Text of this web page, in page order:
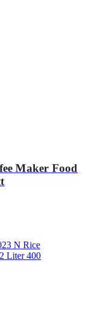
Maker Food